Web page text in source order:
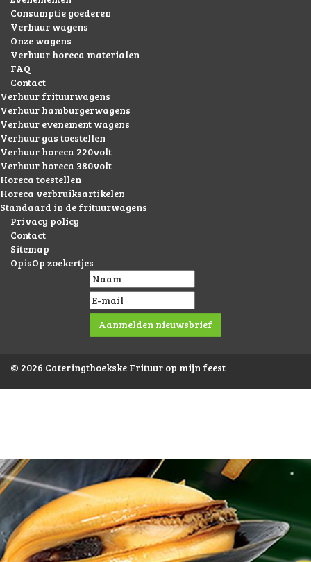
Consumptie goederen
Verhuur wagens
Onze wagens
Verhuur horeca materialen
FAQ
Contact
Verhuur frituurwagens
Verhuur hamburgerwagens
Verhuur evenement wagens
Verhuur gas toestellen
Verhuur horeca 220volt
Verhuur horeca 380volt
Horeca toestellen
Horeca verbruiksartikelen
Standaard in de frituurwagens
Privacy policy
Contact
Sitemap
OpisOp zoekertjes
© 2026 Cateringthoekske Frituur op mijn feest